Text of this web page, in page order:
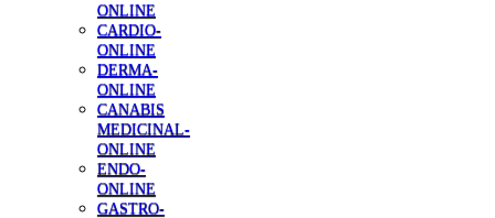
ONLINE
CARDIO-
ONLINE
DERMA-
ONLINE
CANABIS
MEDICINAL-
ONLINE
ENDO-
ONLINE
GASTRO-